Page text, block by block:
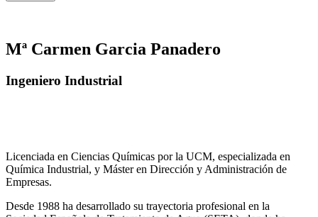
Mª Carmen Garcia Panadero
Ingeniero Industrial
Licenciada en Ciencias Químicas por la UCM, especializada en
Química Industrial, y Máster en Dirección y Administración de
Empresas.
Desde 1988 ha desarrollado su trayectoria profesional en la